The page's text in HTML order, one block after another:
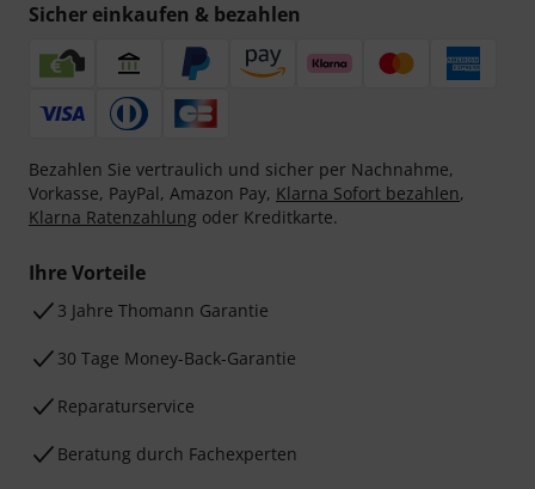
Sicher einkaufen & bezahlen
Bezahlen Sie vertraulich und sicher per Nachnahme,
Vorkasse, PayPal, Amazon Pay, Klarna Sofort bezahlen,
Klarna Ratenzahlung oder Kreditkarte.
Ihre Vorteile
3 Jahre Thomann Garantie
30 Tage Money-Back-Garantie
Reparaturservice
Beratung durch Fachexperten